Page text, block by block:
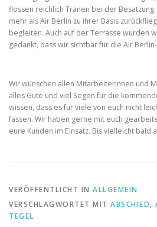
flossen reichlich Tränen bei der
mehr als Air Berlin zu ihrer Basis
begleiten. Auch auf der Terrasse wurden
gedankt, dass wir sichtbar für die Air
Wir wünschen allen Mitarbeiterinnen und
alles Gute und viel Segen für die
wissen, dass es für viele von euch nicht
fassen. Wir haben gerne mit euch
eure Kunden im Einsatz. Bis vielleicht bald
VERÖFFENTLICHT IN ALLGEMEIN
VERSCHLAGWORTET MIT ABSCHIED,
TEGEL